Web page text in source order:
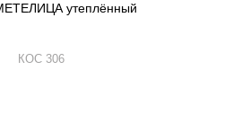
утеплённый
КОС 306